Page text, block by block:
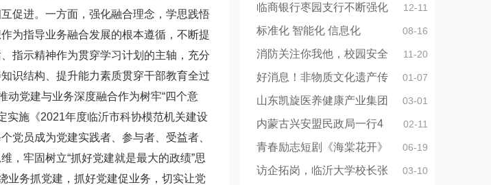
促进。一方面，强化融合理念，学思践悟
为指导业务融合发展的根本遵循，不断提
指示精神作为贯穿学习计划的主轴，充分
识结构、提升能力素质贯穿干部教育全过
动党建与业务深度融合作为树牢“四个意
实施《2021年度临沂市科协模范机关建设
党员成为党建实践者、参与者、受益者、
，牢固树立“抓好党建就是最大的政绩”思
业务抓党建，抓好党建促业务，切实让党
12-11
临商银行枣园支行不断强化
08-16
标准化 智能化 信息化
11-20
消防关注你我他，校园安全
01-07
好消息！非物质文化遗产传
03-01
山东凯旋医养健康产业集团
02-11
内蒙古兴安盟民政局一行4
06-19
青春励志短剧《海棠花开》
03-10
访企拓岗，临沂大学校长张